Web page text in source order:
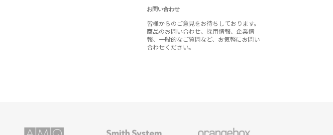
お問い合わせ
皆様からのご意見をお待ちしております。
商品のお問い合わせ、採用情報、企業情
報、一般的なご質問など、お気軽にお問い
合わせください。